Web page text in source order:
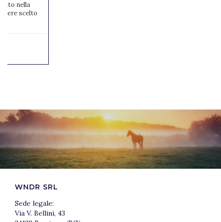
nella
scelto
WNDR SRL
Sede legale:
Via V. Bellini, 43